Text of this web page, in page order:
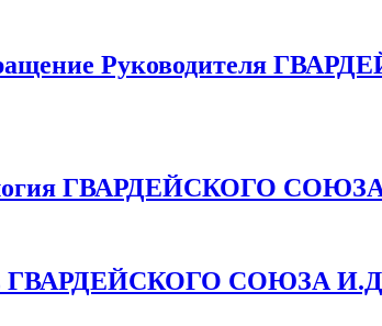
Руководителя
ГВАРДЕЙСКОГО
СОЮЗА